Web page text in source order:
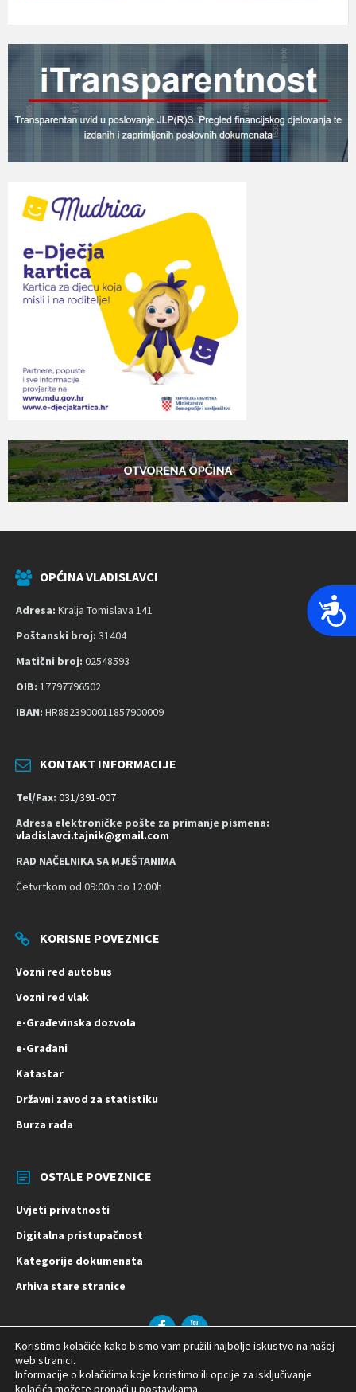
P
r
OPĆINA VLADISLAVCI
Adresa: Kralja Tomislava 141
Poštanski broj: 31404
Matični broj: 02548593
OIB: 17797796502
IBAN: HR8823900011857900009
KONTAKT INFORMACIJE
Tel/Fax: 031/391-007
Adresa elektroničke pošte za primanje pismena:
vladislavci.tajnik@gmail.com
RAD NAČELNIKA SA MJEŠTANIMA
Četvrtkom od 09:00h do 12:00h
KORISNE POVEZNICE
Vozni red autobus
Vozni red vlak
e-Građevinska dozvola
e-Građani
Katastar
Državni zavod za statistiku
Burza rada
OSTALE POVEZNICE
Uvjeti privatnosti
Digitalna pristupačnost
Kategorije dokumenata
Arhiva stare stranice
FacebookYouTube
© 2026 Općina Vladislavci | Izrada:
Koristimo kolačiće kako bismo vam pružili najbolje iskustvo na našoj
web stranici.
Informacije o kolačićima koje koristimo ili opcije za isključivanje
kolačića možete pronaći u postavkama.